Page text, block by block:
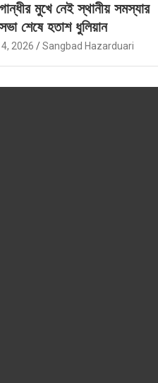
মুখে নেই স্থানীয় সমস্যার
শেষে হতাশ ধুলিয়ান
2026 Sangbad Hazarduari